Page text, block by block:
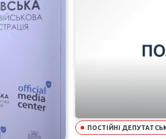
ПОСТІЙНІ